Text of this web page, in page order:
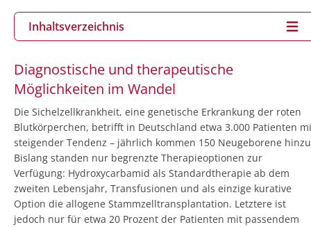
Inhaltsverzeichnis
Diagnostische und therapeutische
Möglichkeiten im Wandel
Die Sichelzellkrankheit, eine genetische Erkrankung der roten
Blutkörperchen, betrifft in Deutschland etwa 3.000 Patienten
steigender Tendenz – jährlich kommen 150 Neugeborene
Bislang standen nur begrenzte Therapieoptionen zur
Verfügung: Hydroxycarbamid als Standardtherapie ab dem
zweiten Lebensjahr, Transfusionen und als einzige kurative
Option die allogene Stammzelltransplantation. Letztere ist
jedoch nur für etwa 20 Prozent der Patienten mit passendem